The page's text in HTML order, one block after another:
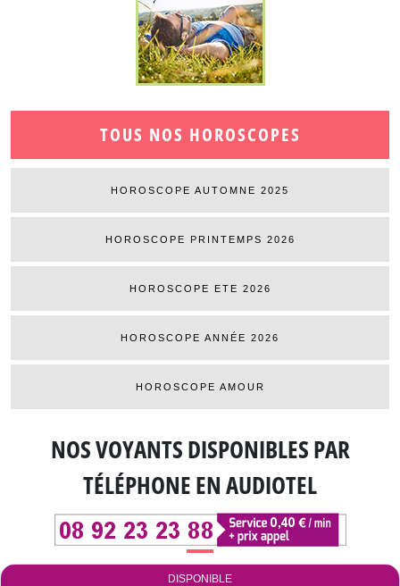
TOUS NOS HOROSCOPES
HOROSCOPE AUTOMNE 2025
HOROSCOPE PRINTEMPS 2026
HOROSCOPE ETE 2026
HOROSCOPE ANNÉE 2026
HOROSCOPE AMOUR
NOS VOYANTS DISPONIBLESPAR
TÉLÉPHONE EN AUDIOTEL
DISPONIBLE